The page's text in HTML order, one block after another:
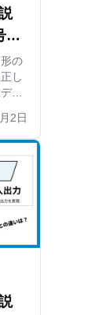
の
の
し
ー
事
も
2日